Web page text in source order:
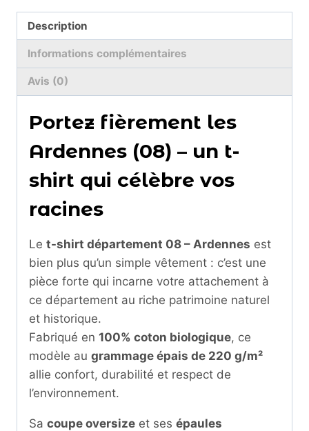
Description
Informations complémentaires
Avis (0)
Portez fièrement les
Ardennes (08) – un t-
shirt qui célèbre vos
racines
Le t-shirt département 08 – Ardennes est
bien plus qu’un simple vêtement : c’est une
pièce forte qui incarne votre attachement à
ce département au riche patrimoine naturel
et historique.
Fabriqué en 100% coton biologique, ce
modèle au grammage épais de 220 g/m²
allie confort, durabilité et respect de
l’environnement.
Sa coupe oversize et ses épaules